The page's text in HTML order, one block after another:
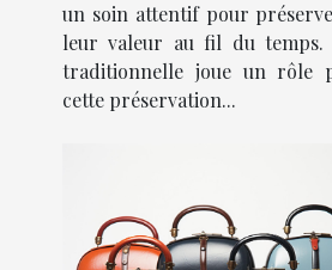
un soin attentif pour
leur valeur au fil du temps.
traditionnelle joue un rôle
cette préservation...